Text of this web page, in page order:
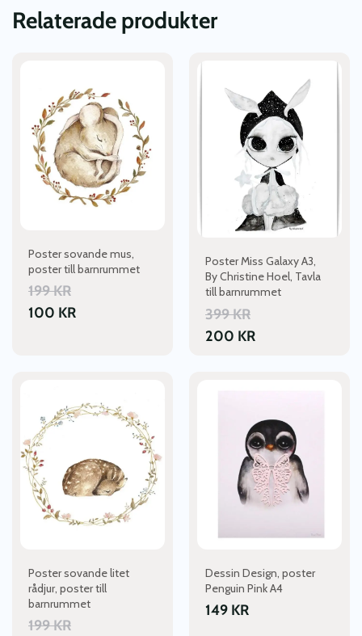
Relaterade produkter
Poster sovande mus,
poster till barnrummet
199KR
100 KR
Poster Miss Galaxy A3,
By Christine Hoel, Tavla
till barnrummet
399KR
200 KR
Poster sovande litet
rådjur, poster till
barnrummet
199KR
Dessin Design, poster
Penguin Pink A4
149 KR